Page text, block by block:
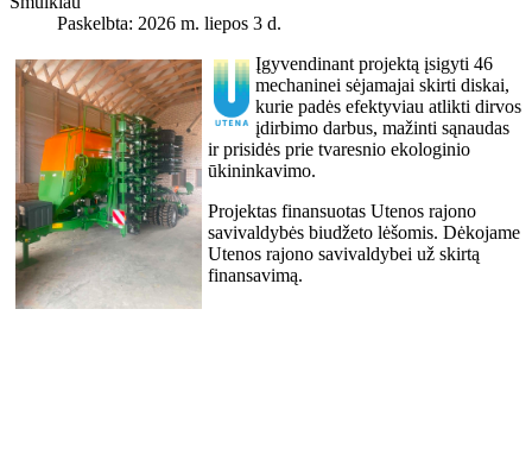
Paskelbta: 2026 m. liepos 3 d.
Įgyvendinant projektą įsigyti 46
mechaninei sėjamajai skirti diskai,
kurie padės efektyviau atlikti dirvos
įdirbimo darbus, mažinti sąnaudas
ir prisidės prie tvaresnio ekologinio
ūkininkavimo.
Projektas finansuotas Utenos rajono
savivaldybės biudžeto lėšomis. Dėkojame
Utenos rajono savivaldybei už skirtą
finansavimą.